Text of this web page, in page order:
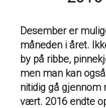
Desember er
måneden i året.
by på ribbe,
men man kan
nitidig gå gjennom
vært. 2016 endte